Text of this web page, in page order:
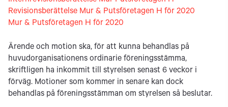
Revisionsberättelse Mur & Putsföretagen H för 2020
Mur & Putsföretagen H för 2020
Ärende och motion ska, för att kunna behandlas på
huvudorganisationens ordinarie föreningsstämma,
skriftligen ha inkommit till styrelsen senast 6 veckor i
förväg. Motioner som kommer in senare kan dock
behandlas på föreningsstämman om styrelsen så beslutar.